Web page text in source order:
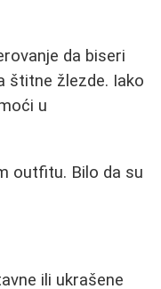
da biseri
štitne žlezde. Iako
u
outfitu. Bilo da su
ili ukrašene